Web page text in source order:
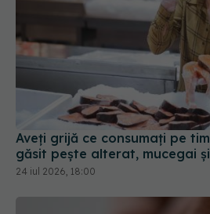
Aveți grijă ce consumați pe
găsit pește alterat, mucegai
24 iul 2026, 18:00